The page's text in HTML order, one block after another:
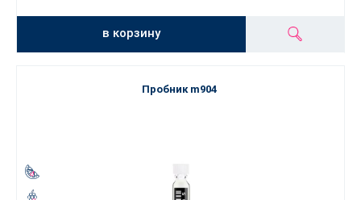
в корзину
Пробник m904